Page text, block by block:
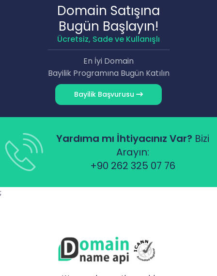
Domain Satışına
Bugün Başlayın!
Ücretsiz, Sade ve Kullanışlı
En İyi Domain
Bayilik Programına Bugün Katılın
Bayilik Başvurusu
Yardıma mı İhtiyacınız Var? Bizi
Arayın:
+90 262 325 07 76
;